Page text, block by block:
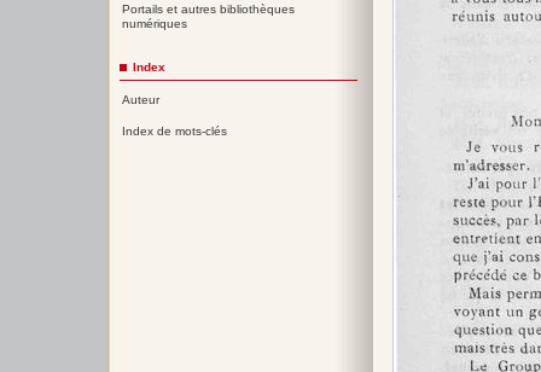
Portails et autres bibliothèques
numériques
Index
Auteur
Index de mots-clés